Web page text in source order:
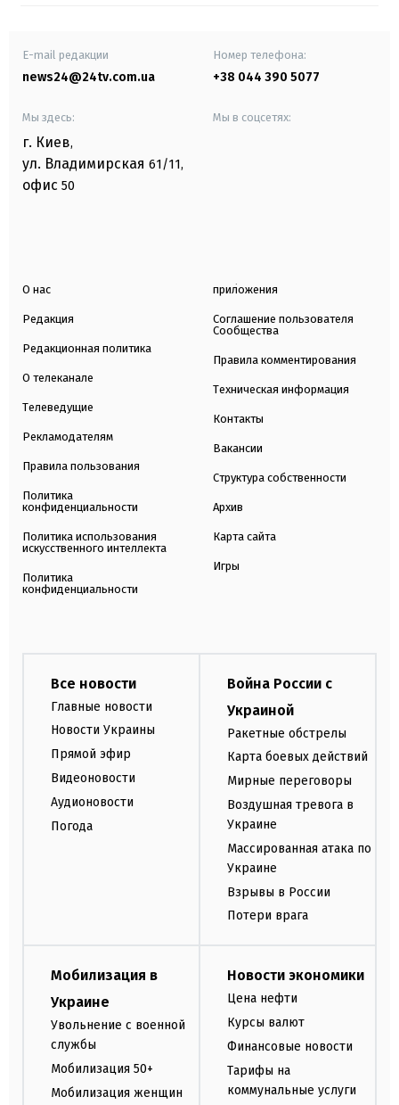
E-mail редакции
news24@24tv.com.ua
Номер телефона:
+38 044 390 5077
Мы здесь:
г. Киев,
ул. Владимирская 61/11,
офис 50
Мы в соцсетях:
О нас
Редакция
Редакционная политика
О телеканале
Телеведущие
Рекламодателям
Правила пользования
Политика
конфиденциальности
Политика использования
искусственного интеллекта
Политика
конфиденциальности
приложения
Соглашение пользователя
Сообщества
Правила комментирования
Техническая информация
Контакты
Вакансии
Структура собственности
Архив
Карта сайта
Игры
Все новости
Главные новости
Новости Украины
Прямой эфир
Видеоновости
Аудионовости
Погода
Война России с
Украиной
Ракетные обстрелы
Карта боевых действий
Мирные переговоры
Воздушная тревога в
Украине
Массированная атака по
Украине
Взрывы в России
Потери врага
Мобилизация в
Украине
Увольнение с военной
службы
Мобилизация 50+
Мобилизация женщин
Новости экономики
Цена нефти
Курсы валют
Финансовые новости
Тарифы на
коммунальные услуги